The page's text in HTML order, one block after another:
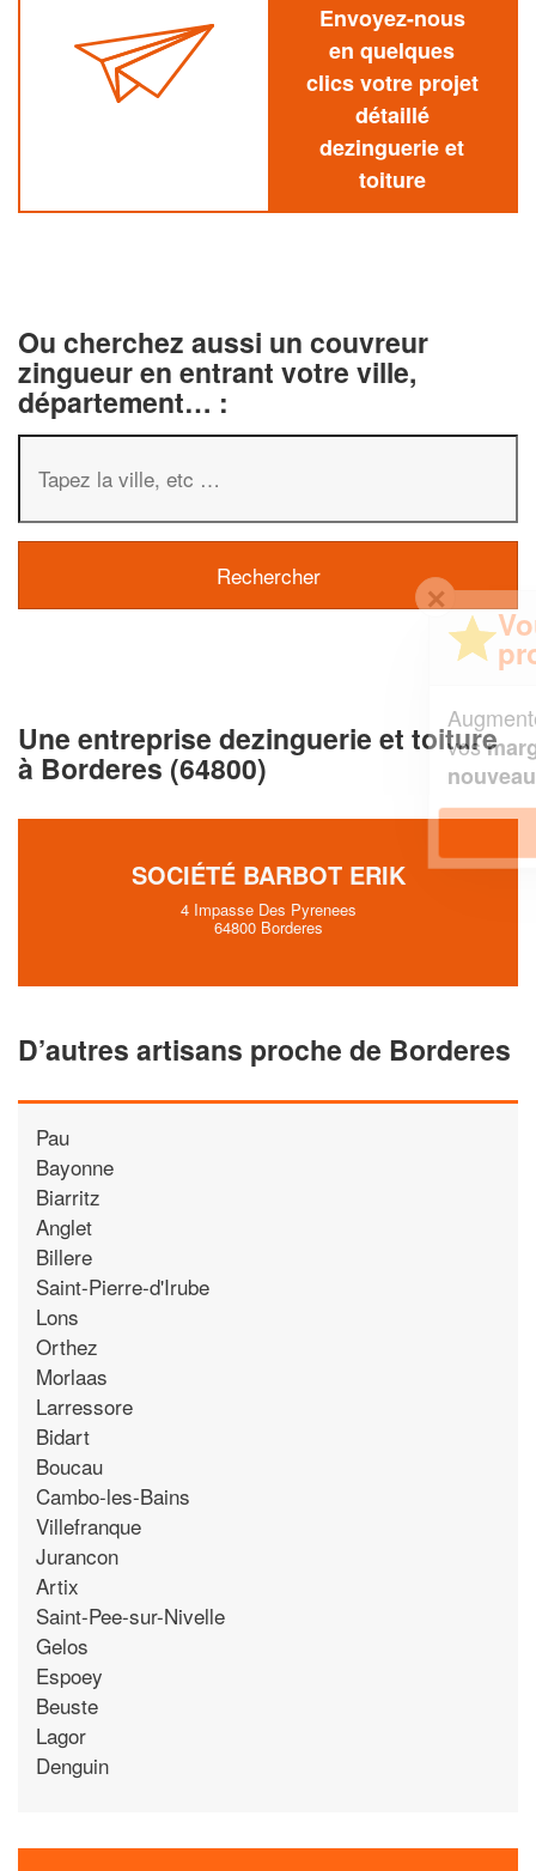
Envoyez-nous
en quelques
clics votre projet
détaillé
dezinguerie et
toiture
Ou cherchez aussi un couvreur
zingueur en entrant votre ville,
département… :
Une entreprise dezinguerie et toiture
à Borderes (64800)
SOCIÉTÉ BARBOT ERIK
4 Impasse Des Pyrenees
64800 Borderes
D’autres artisans proche de Borderes
Pau
Bayonne
Biarritz
Anglet
Billere
Saint-Pierre-d'Irube
Lons
Orthez
Morlaas
Larressore
Bidart
Boucau
Cambo-les-Bains
Villefranque
Jurancon
Artix
Saint-Pee-sur-Nivelle
Gelos
Espoey
Beuste
Lagor
Denguin
✕
Vous êtes un
chiffre d'affaireset
vosmargestout en gagnant de
nouveaux clients